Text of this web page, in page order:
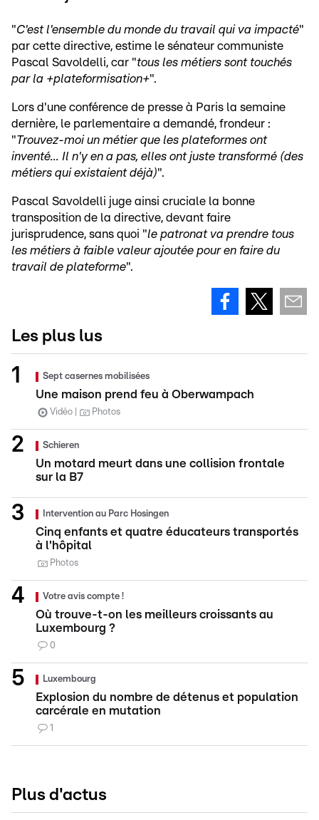
"C'est l'ensemble du monde du travail qui va impacté"
par cette directive, estime le sénateur communiste
Pascal Savoldelli, car "tous les métiers sont touchés
par la +plateformisation+".
Lors d'une conférence de presse à Paris la semaine
dernière, le parlementaire a demandé, frondeur :
"Trouvez-moi un métier que les plateformes ont
inventé... Il n'y en a pas, elles ont juste transformé (des
métiers qui existaient déjà)".
Pascal Savoldelli juge ainsi cruciale la bonne
transposition de la directive, devant faire
jurisprudence, sans quoi "le patronat va prendre tous
les métiers à faible valeur ajoutée pour en faire du
travail de plateforme".
Les plus lus
Sept casernes mobilisées
Une maison prend feu à Oberwampach
Vidéo Photos
Schieren
Un motard meurt dans une collision frontale
sur la B7
Intervention au Parc Hosingen
Cinq enfants et quatre éducateurs transportés
à l'hôpital
Photos
Votre avis compte !
Où trouve-t-on les meilleurs croissants au
Luxembourg ?
0
Luxembourg
Explosion du nombre de détenus et population
carcérale en mutation
1
Plus d'actus